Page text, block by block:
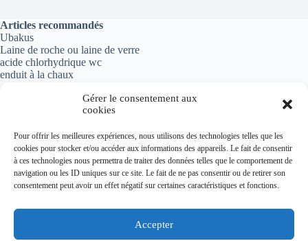
Gérer le consentement aux
cookies
Pour offrir les meilleures expériences, nous utilisons des technologies telles que les
cookies pour stocker et/ou accéder aux informations des appareils. Le fait de consentir
à ces technologies nous permettra de traiter des données telles que le comportement de
navigation ou les ID uniques sur ce site. Le fait de ne pas consentir ou de retirer son
consentement peut avoir un effet négatif sur certaines caractéristiques et fonctions.
Accepter
Articles recommandés
Ubakus
Laine de roche ou laine de verre
acide chlorhydrique wc
enduit à la chaux
Politique de confidentialité
Mentions légales
Plan du site
Contact